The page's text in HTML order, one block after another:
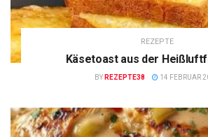
REZEPTE
Käsetoast aus der
BY REZEPTE38 14 FEBRUAR